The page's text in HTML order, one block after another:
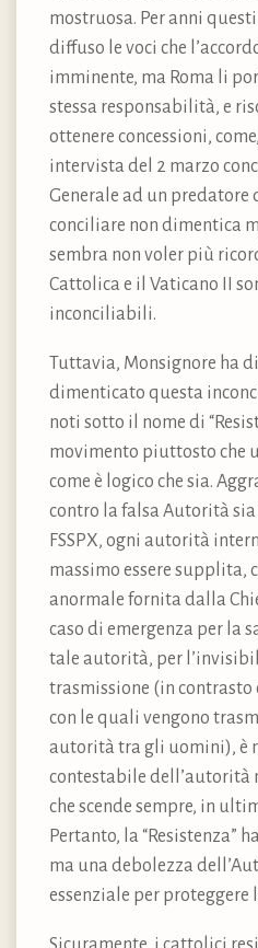
mostruosa. Per anni
diffuso le voci che
imminente, ma Roma li
stessa responsabilità, e
ottenere concessioni,
intervista del 2 marzo
Generale ad un predatore
conciliare non dimentica
sembra non voler più
Cattolica e il Vaticano II
inconciliabili.
Tuttavia, Monsignore ha
dimenticato questa
noti sotto il nome di
movimento piuttosto che
come è logico che sia.
contro la falsa Autorità
FSSPX, ogni autorità
massimo essere supplita,
anormale fornita dalla
caso di emergenza per la
tale autorità, per
trasmissione (in
con le quali vengono
autorità tra gli uomini), è
contestabile dell’autorità
che scende sempre, in
Pertanto, la “Resistenza”
ma una debolezza
essenziale per proteggere